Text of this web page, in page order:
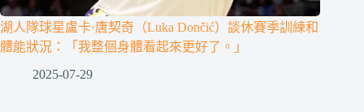
湖人隊球星盧卡·唐契奇（Luka Dončić）談休賽季訓練和
體能狀況：「我整個身體看起來更好了。」
2025-07-29